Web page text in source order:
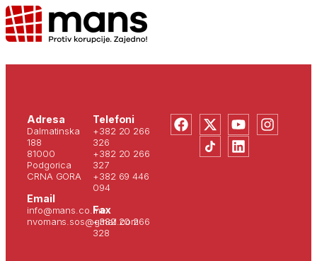
Adresa
Dalmatinska
188
81000
Podgorica
CRNA GORA
Email
info@mans.co.me
nvomans.sos@gmail.com
Telefoni
+382 20 266
326
+382 20 266
327
+382 69 446
094
Fax
+382 20 266
328